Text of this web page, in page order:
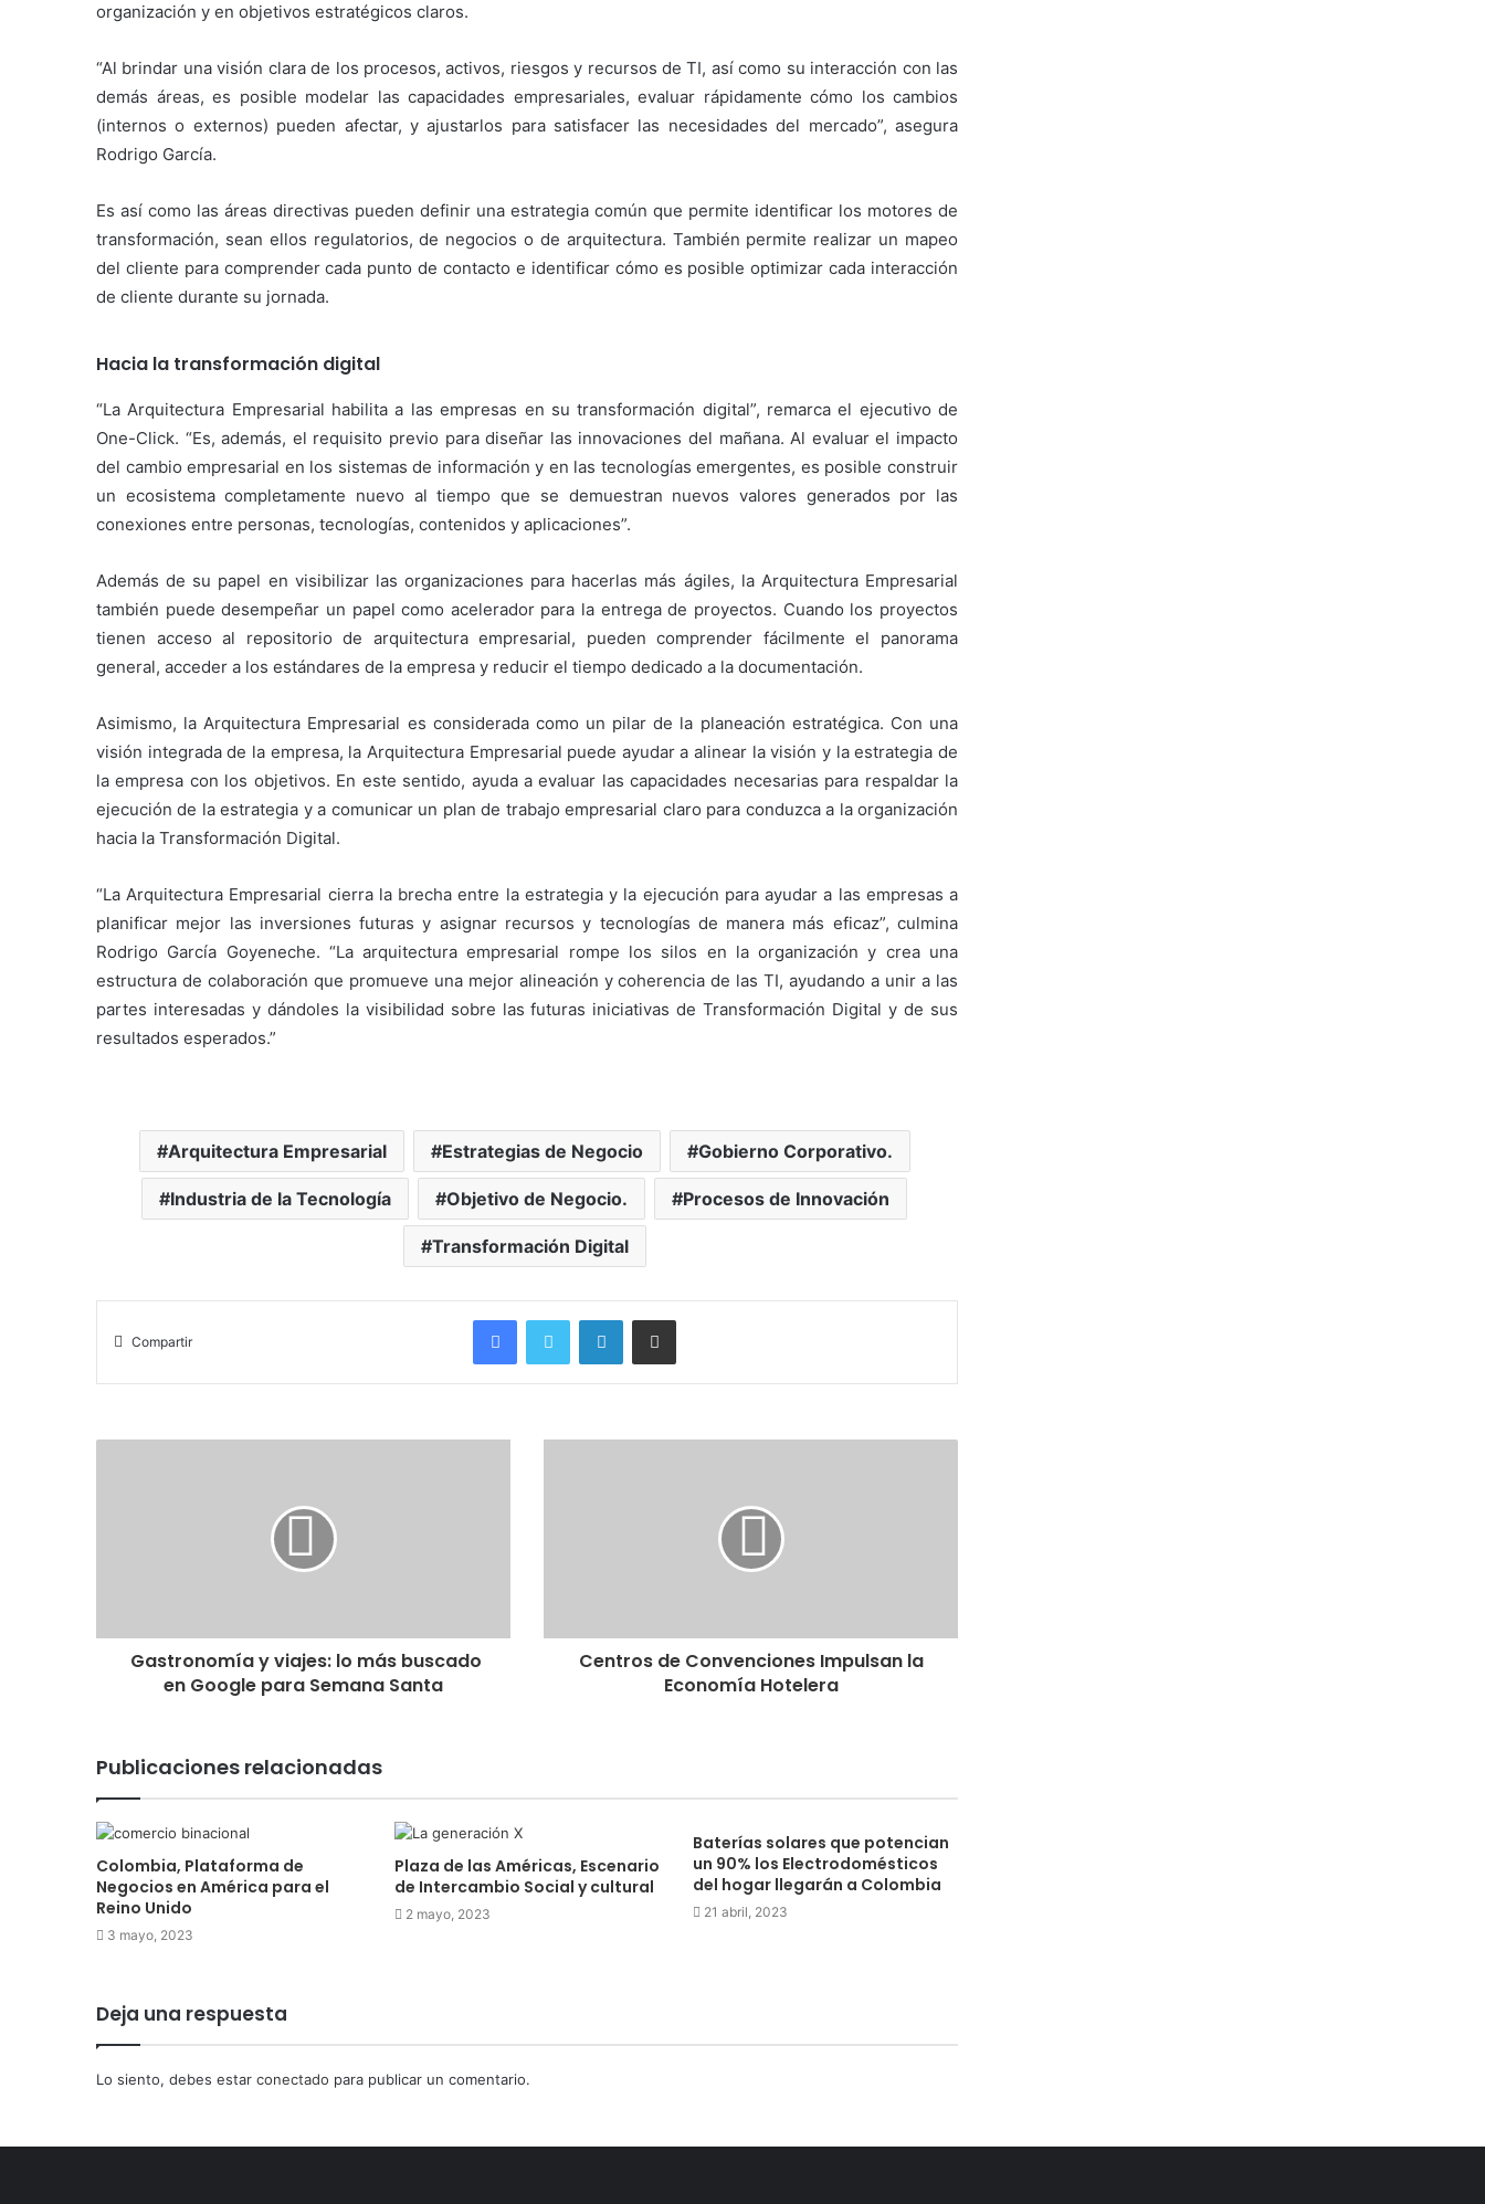
organización y en objetivos estratégicos claros.
“Al brindar una visión clara de los procesos, activos, riesgos y recursos de TI, así como su interacción con las
demás áreas, es posible modelar las capacidades empresariales, evaluar rápidamente cómo los cambios
(internos o externos) pueden afectar, y ajustarlos para satisfacer las necesidades del mercado”, asegura
Rodrigo García.
Es así como las áreas directivas pueden definir una estrategia común que permite identificar los motores de
transformación, sean ellos regulatorios, de negocios o de arquitectura. También permite realizar un mapeo
del cliente para comprender cada punto de contacto e identificar cómo es posible optimizar cada interacción
de cliente durante su jornada.
Hacia la transformación digital
“La Arquitectura Empresarial habilita a las empresas en su transformación digital”, remarca el ejecutivo de
One-Click. “Es, además, el requisito previo para diseñar las innovaciones del mañana. Al evaluar el impacto
del cambio empresarial en los sistemas de información y en las tecnologías emergentes, es posible construir
un ecosistema completamente nuevo al tiempo que se demuestran nuevos valores generados por las
conexiones entre personas, tecnologías, contenidos y aplicaciones”.
Además de su papel en visibilizar las organizaciones para hacerlas más ágiles, la Arquitectura Empresarial
también puede desempeñar un papel como acelerador para la entrega de proyectos. Cuando los proyectos
tienen acceso al repositorio de arquitectura empresarial, pueden comprender fácilmente el panorama
general, acceder a los estándares de la empresa y reducir el tiempo dedicado a la documentación.
Asimismo, la Arquitectura Empresarial es considerada como un pilar de la planeación estratégica. Con una
visión integrada de la empresa, la Arquitectura Empresarial puede ayudar a alinear la visión y la estrategia de
la empresa con los objetivos. En este sentido, ayuda a evaluar las capacidades necesarias para respaldar la
ejecución de la estrategia y a comunicar un plan de trabajo empresarial claro para conduzca a la organización
hacia la Transformación Digital.
“La Arquitectura Empresarial cierra la brecha entre la estrategia y la ejecución para ayudar a las empresas a
planificar mejor las inversiones futuras y asignar recursos y tecnologías de manera más eficaz”, culmina
Rodrigo García Goyeneche. “La arquitectura empresarial rompe los silos en la organización y crea una
estructura de colaboración que promueve una mejor alineación y coherencia de las TI, ayudando a unir a las
partes interesadas y dándoles la visibilidad sobre las futuras iniciativas de Transformación Digital y de sus
resultados esperados.”
Arquitectura Empresarial Estrategias de Negocio Gobierno Corporativo.
Industria de la Tecnología Objetivo de Negocio. Procesos de Innovación
Transformación Digital
Compartir
Gastronomía y viajes: lo más buscado
en Google para Semana Santa
Centros de Convenciones Impulsan la
Economía Hotelera
Publicaciones relacionadas
Colombia, Plataforma de
Negocios en América para el
Reino Unido
3 mayo, 2023
Plaza de las Américas, Escenario
de Intercambio Social y cultural
2 mayo, 2023
Baterías solares que potencian
un 90% los Electrodomésticos
del hogar llegarán a Colombia
21 abril, 2023
Deja una respuesta
Lo siento, debes estar conectado para publicar un comentario.